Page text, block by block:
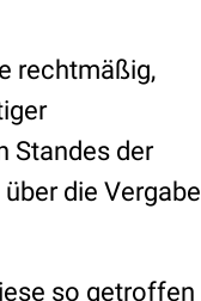
rechtmäßig,
Standes der
die Vergabe
so getroffen